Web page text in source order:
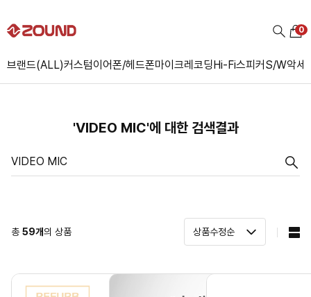
브랜드(ALL)커스텀이어폰/헤드폰마이크레코딩Hi-Fi스피커S/W악세
0
'VIDEO MIC'에 대한 검색결과
총 59개의 상품